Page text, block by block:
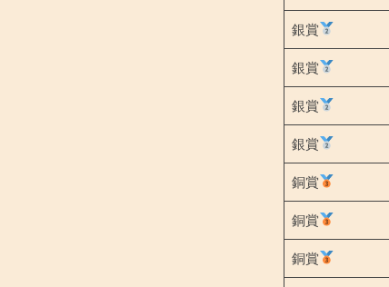
銀賞
銀賞
銀賞
銀賞
銅賞
銅賞
銅賞